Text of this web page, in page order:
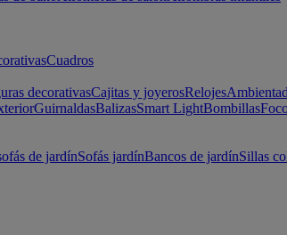
Cuadros
decorativasCajitas y joyerosRelojes
GuirnaldasBalizasSmart LightBombillas
de jardínSofás jardínBancos de jardínSillas